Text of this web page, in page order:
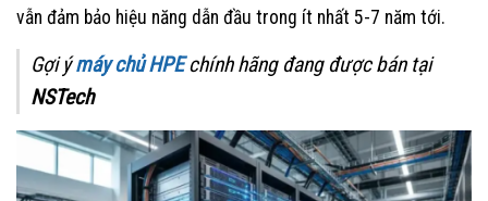
vẫn đảm bảo hiệu năng dẫn đầu trong ít nhất 5-7 năm tới.
Gợi ýmáy chủ HPEchính hãng đang được bán tại
NSTech